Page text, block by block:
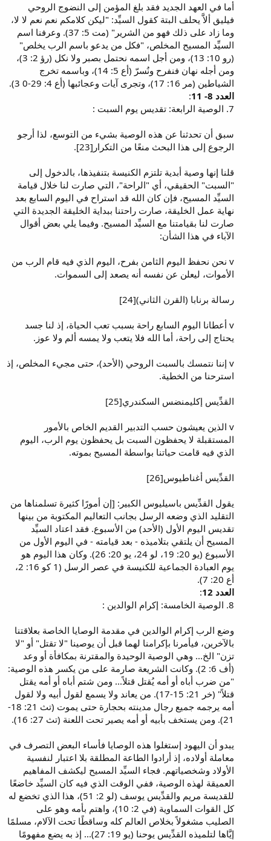
أما في العهد الجديد فقد بلغ المؤمن إلى النضوج الروحي
فيليق ألاَّ يحلف البتة كقول السيِّد: "ليكن كلامكم نعم نعم لا لا،
وما زاد على ذلك فهو من الشرير" (مت 5: 37). وعرفنا اسم
السيِّد المسيح المخلص، "فكل من يدعو باسم الرب يخلص"
(رو 10: 13)، ومن أجل اسمه نحتمل بصبر ولا نكل (رؤ 2: 3)،
ومن أجله نهان فنفرح ونُسرّ (أع 5: 14)، وباسمه تخرج
الشياطين (مر 16: 17)، وتجرى آيات وعجائبها (أع 4: 29-0 3).
العدد 8- 11
:
7. الوصية الرابعة: تقديس يوم السبت :
سبق أن تحدثنا عن هذه الوصية بشيء من التوسع، لذا أرجو
الرجوع إلى هذا البحث منعًا من التكرار[23].
قلنا إنها وصية أبدية تلتزم الكنيسة بتنفيذها، بالدخول إلى
"السبت" الحقيقي، أي "الراحة"، التي صارت لنا خلال قيامة
السيِّد المسيح، فإن كان الله قد استراح في اليوم السابع بعد
نهاية عمل الخليقة، صارت راحتنا ببداية الخليقة الجديدة التي
صارت لنا بقيامتنا مع السيِّد المسيح. وفيما يلي بعض أقوال
الآباء في هذا الشأن:
v نحن نحفظ اليوم الثامن بفرح، اليوم الذي فيه قام الرب من
الأموات، ليعلن عن نفسه أنه يصعد إلى السموات.
رسالة برنابا (القرن الثاني)[24]
v أعطانا اليوم السابع راحة بسبب تعب الحياة، إذ لنا جسد
يحتاج إلى راحة، أما الله فلا يتعب ولا يمسه ألم ولا عوز.
v إننا نتمسك بالسبت الروحي (الأحد)، حتى مجيء المخلص، إذ
استرحنا من الخطية.
القدِّيس إكليمنضس السكندري[25]
v الذين يعيشون حسب التدبير القديم الخاص بالأمور
المستقبلة لا يحفظون السبت بل يحفظون يوم الرب، اليوم
الذي فيه قامت حياتنا بواسطة المسيح بموته.
القدِّيس أغناطيوس[26]
يقول القدِّيس باسيليوس الكبير: [إن أمورًا كثيرة تسلمناها من
التقليد الذي وضعه الرسل بجانب التعاليم المكتوبة من بينها
تقديس اليوم الأول (الأحد) من الأسبوع. فقد اعتاد السيِّد
المسيح أن يلتقي بتلاميذه - بعد قيامته - في اليوم الأول من
الأسبوع (يو 20: 19، لو 24، يو 20: 26). وكان هذا اليوم هو
يوم العبادة الجماعية للكنيسة في عصر الرسل (1 كو 16: 2،
أع 20: 7).
العدد 12
:
8. الوصية الخامسة: إكرام الوالدين :
وضع الرب إكرام الوالدين في مقدمة الوصايا الخاصة بعلاقتنا
بالآخرين، فيأمرنا بإكرامنا لهما قبل أن يوصينا "لا تقتل" أو "لا
تزن" الخ... وهي الوصية الوحيدة والمقترنة بمكافأة أو وعد
(أف 6: 2). وكانت الشريعة صارمة على من يكسر هذه الوصية:
"من ضرب أباه أو أمه يُقتل قتلاً... ومن شتم أباه أو أمه يقتل
قتلاً" (خر 21: 15-17). من يعاند ولا يسمع لقول أبيه ولا لقول
أمه يرجمه جميع رجال مدينته بحجارة حتى يموت (تث 21: 18-
21). ومن يستخف بأبيه أو أمه يصير تحت اللعنة (تث 27: 16).
يبدو أن اليهود إستغلوا هذه الوصايا فأساء البعض التصرف في
معاملة أولاده، إذ أرادوا الطاعة المطلقة بلا اعتبار لنفسية
الأولاد وشخصياتهم. فجاء السيِّد المسيح ليكشف المفاهيم
العميقة لهذه الوصية، ففي الوقت الذي فيه كان السيِّد خاضعًا
للقديسة مريم والقدِّيس يوسف (لو 2: 51)، هذا الذي تخضع له
كل القوات السماوية (في 2: 10)، واهتم بأمه وهو على
الصليب مشغولاً بخلاص العالم كله وساقطًا تحت الآلام، مسلمًا
إيَّاها لتلميذه القدِّيس يوحنا (يو 19: 27)... إذ به يضع مفهومًا